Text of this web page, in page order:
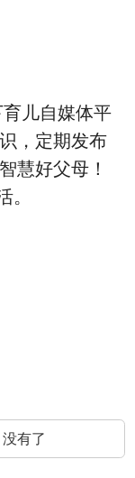
儿自媒体平
，定期发布
慧好父母！
有了